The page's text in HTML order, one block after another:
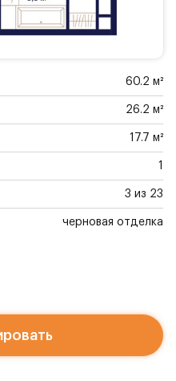
60.2 м²
26.2 м²
17.7 м²
1
3 из 23
черновая отделка